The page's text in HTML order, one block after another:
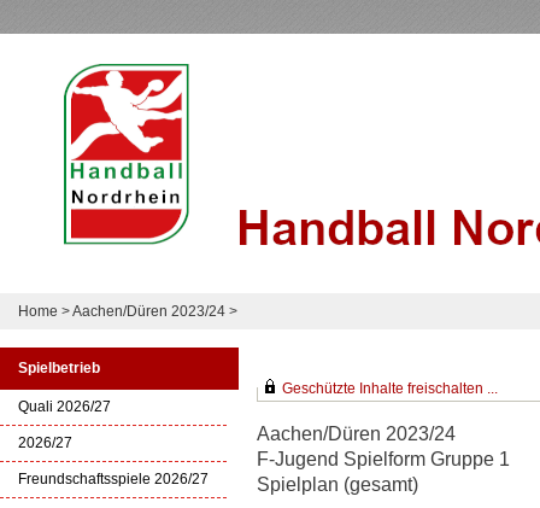
Home >Aachen/Düren 2023/24 >
Spielbetrieb
Quali 2026/27
2026/27
Freundschaftsspiele 2026/27
Geschützte Inhalte freischalten ...
Aachen/Düren 2023/24
F-Jugend Spielform Gruppe 1
Spielplan (gesamt)